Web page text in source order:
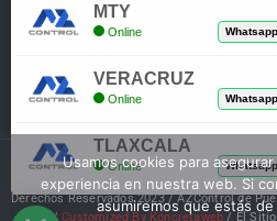
Mi Cuenta
Derechos Reservados 2023 / AZControl de
/Customized By Koncretaweb / El Sitio
Usamos cookies para
experiencia en nuestra web. Si
asumiremos que estás
MTY
Online Whatsapp
VERACRUZ
Online Whatsapp
TLAXCALA
Online Whatsapp